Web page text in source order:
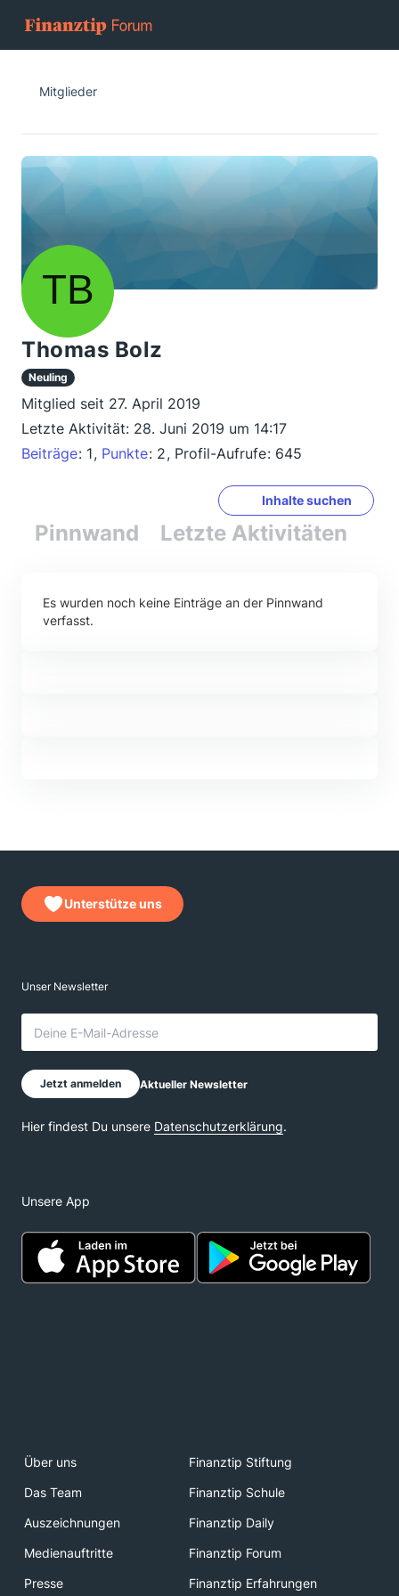
Mitglieder
Thomas Bolz
Neuling
Mitglied seit 27. April 2019
Letzte Aktivität: 28. Juni 2019 um 14:17
Beiträge 1 Punkte 2 Profil-Aufrufe 645
Inhalte suchen
Pinnwand Letzte Aktivitäten
Es wurden noch keine Einträge an der Pinnwand
verfasst.
Unterstütze uns
Unsere App
Über uns
Finanztip Stiftung
Das Team
Finanztip Schule
Auszeichnungen
Finanztip Daily
Medienauftritte
Finanztip Forum
Presse
Finanztip Erfahrungen